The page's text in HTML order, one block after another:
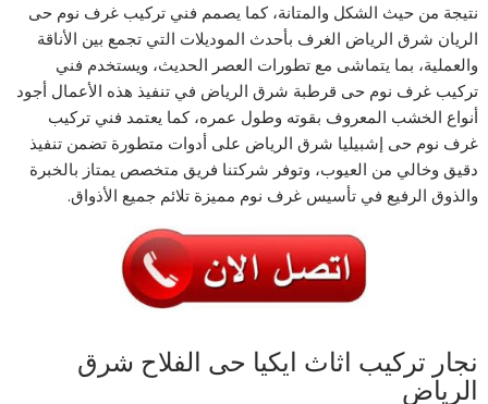
نتيجة من حيث الشكل والمتانة، كما يصمم فني تركيب غرف نوم حى
الريان شرق الرياض الغرف بأحدث الموديلات التي تجمع بين الأناقة
والعملية، بما يتماشى مع تطورات العصر الحديث، ويستخدم فني
تركيب غرف نوم حى قرطبة شرق الرياض في تنفيذ هذه الأعمال أجود
أنواع الخشب المعروف بقوته وطول عمره، كما يعتمد فني تركيب
غرف نوم حى إشبيليا شرق الرياض على أدوات متطورة تضمن تنفيذ
دقيق وخالي من العيوب، وتوفر شركتنا فريق متخصص يمتاز بالخبرة
والذوق الرفيع في تأسيس غرف نوم مميزة تلائم جميع الأذواق.
نجار تركيب اثاث ايكيا حى الفلاح شرق
الرياض